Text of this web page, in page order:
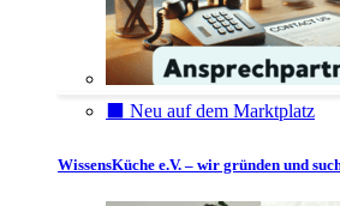
⬛️ Neu auf dem Marktplatz
WissensKüche e.V. – wir gründen und